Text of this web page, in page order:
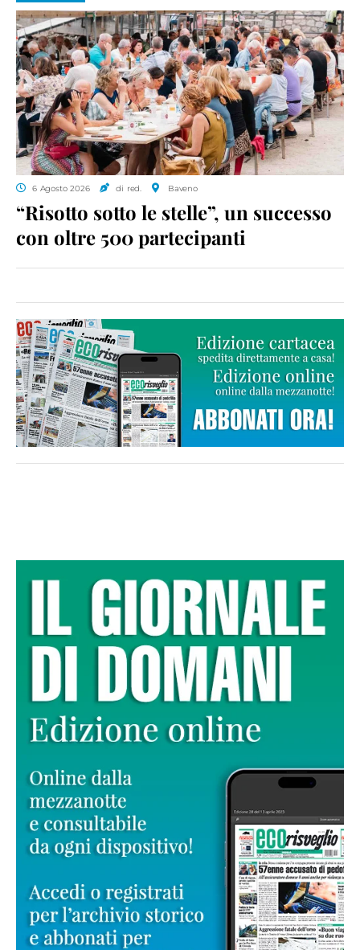
6 Agosto 2026 di red. Baveno
“Risotto sotto le stelle”, un successo
con oltre 500 partecipanti